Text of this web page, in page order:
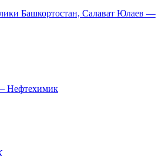
Башкортостан, Салават Юлаев —
Нефтехимик